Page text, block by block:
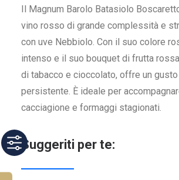
Il Magnum Barolo Batasiolo
vino rosso di grande complessità e
con uve Nebbiolo. Con il suo colore
intenso e il suo bouquet di frutta
di tabacco e cioccolato, offre un
persistente. È ideale per
cacciagione e formaggi stagionati.
Suggeriti per te: